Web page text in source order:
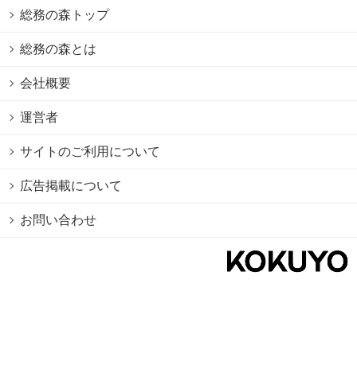
総務の森トップ
総務の森とは
会社概要
運営者
サイトのご利用について
広告掲載について
お問い合わせ